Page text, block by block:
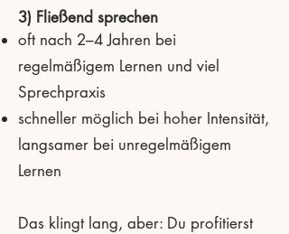
3) Fließend sprechen
oft nach 2–4 Jahren bei
regelmäßigem Lernen und viel
Sprechpraxis
schneller möglich bei hoher Intensität,
langsamer bei unregelmäßigem
Lernen
Das klingt lang, aber: Du profitierst